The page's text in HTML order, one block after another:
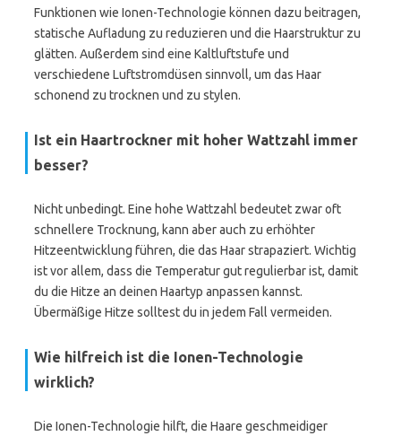
Funktionen wie Ionen-Technologie können dazu beitragen,
statische Aufladung zu reduzieren und die Haarstruktur zu
glätten. Außerdem sind eine Kaltluftstufe und
verschiedene Luftstromdüsen sinnvoll, um das Haar
schonend zu trocknen und zu stylen.
Ist ein Haartrockner mit hoher Wattzahl immer
besser?
Nicht unbedingt. Eine hohe Wattzahl bedeutet zwar oft
schnellere Trocknung, kann aber auch zu erhöhter
Hitzeentwicklung führen, die das Haar strapaziert. Wichtig
ist vor allem, dass die Temperatur gut regulierbar ist, damit
du die Hitze an deinen Haartyp anpassen kannst.
Übermäßige Hitze solltest du in jedem Fall vermeiden.
Wie hilfreich ist die Ionen-Technologie
wirklich?
Die Ionen-Technologie hilft, die Haare geschmeidiger